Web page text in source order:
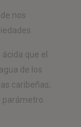
nos
que el
de los
caribeñas;
parámetro